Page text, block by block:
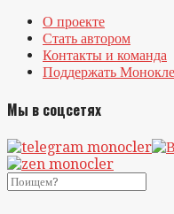
О проекте
Стать автором
Контакты и команда
Поддержать
Мы в соцсетях